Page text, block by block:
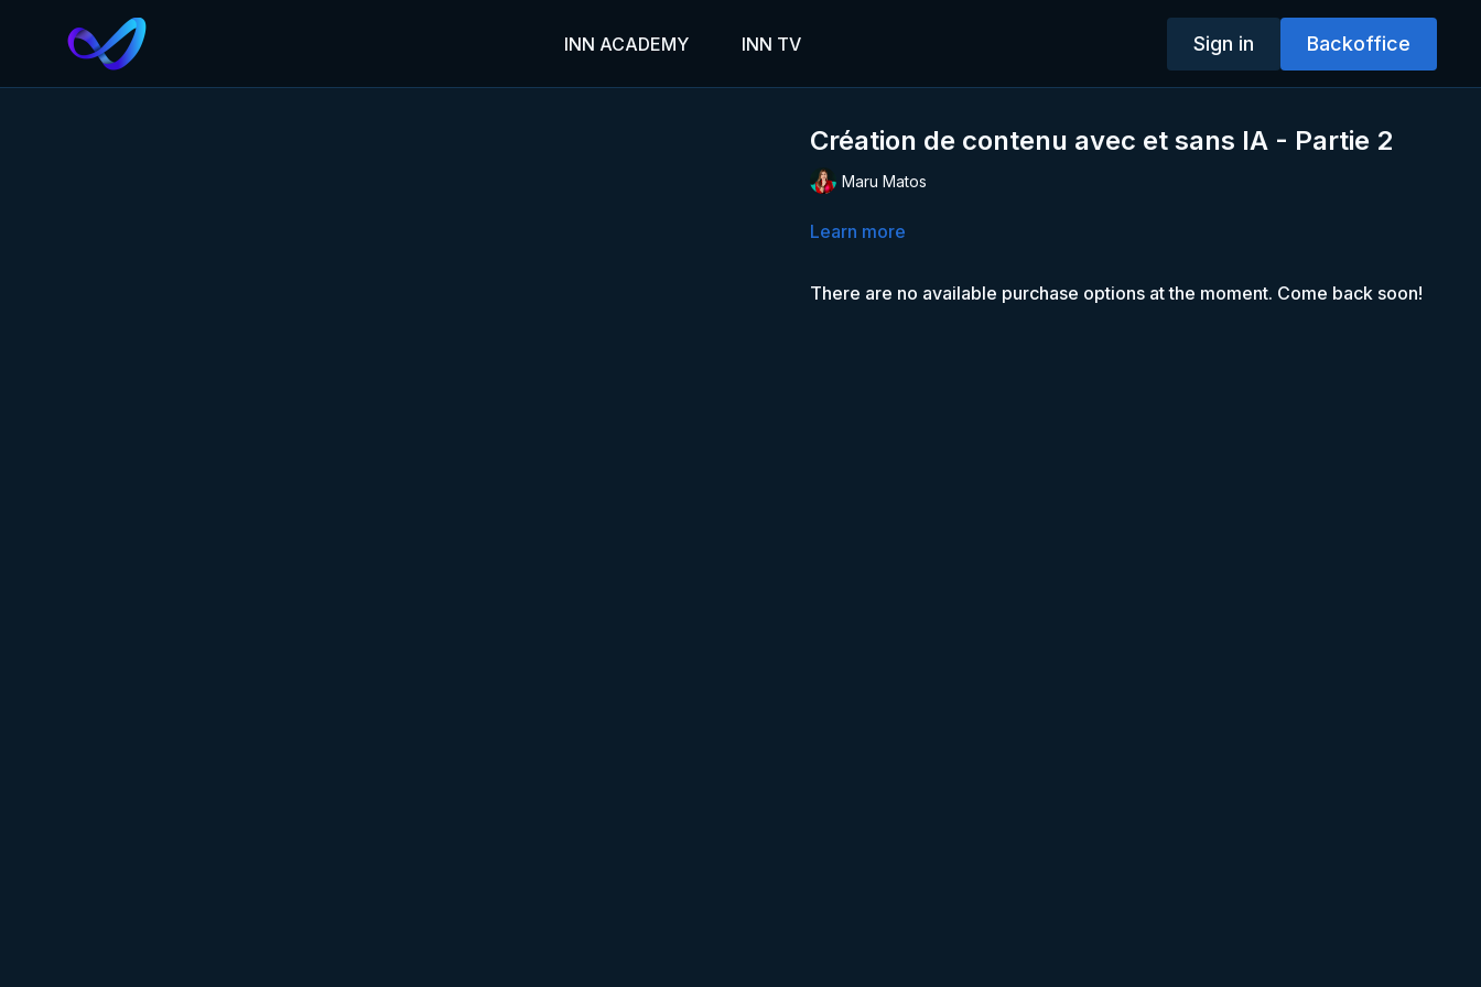
INN ACADEMY INN TV Sign in Backoffice
Création de contenu avec et sans IA - Partie 2
Maru Matos
Learn more
There are no available purchase options at the moment. Come back soon!